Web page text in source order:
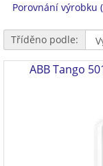
Porovnání výrobku
Tříděno podle:
ABB Tango